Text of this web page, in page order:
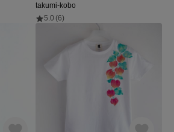
takumi-kobo
5.0 (6)